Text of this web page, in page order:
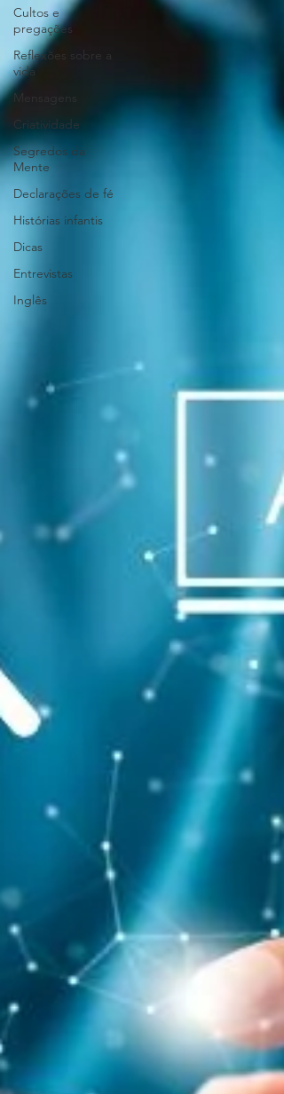
Cultos e
pregações
Reflexões sobre a
vida
Mensagens
Criatividade
Segredos da
Mente
Declarações de fé
Histórias infantis
Dicas
Entrevistas
Inglês